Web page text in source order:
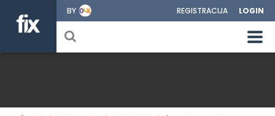
BY REGISTRACIJA LOGIN